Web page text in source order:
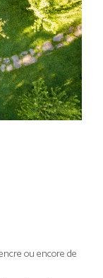
ou encore de